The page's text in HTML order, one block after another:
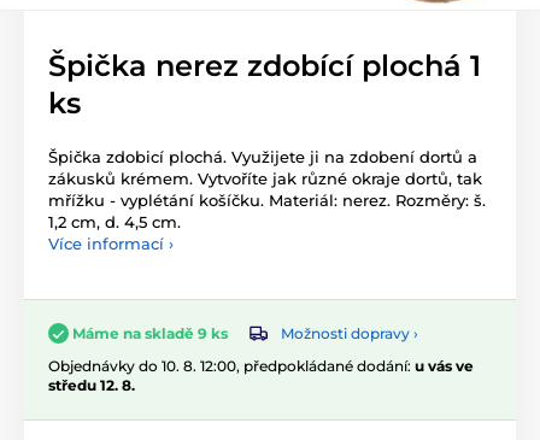
Špička nerez zdobící plochá 1
ks
Špička zdobicí plochá. Využijete ji na zdobení dortů a
zákusků krémem. Vytvoříte jak různé okraje dortů, tak
mřížku - vyplétání košíčku. Materiál: nerez. Rozměry: š.
1,2 cm, d. 4,5 cm.
Více informací ›
Máme na skladě 9 ks
Možnosti dopravy ›
Objednávky do 10. 8. 12:00, předpokládané dodání: u vás ve
středu 12. 8.